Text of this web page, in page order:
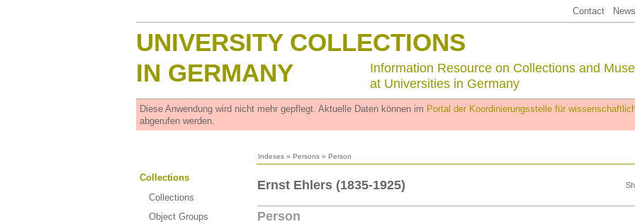
Contact
UNIVERSITY COLLECTIONS
IN GERMANY
Information Resource on Collections and
at Universities in Germany
Diese Anwendung wird nicht mehr gepflegt. Aktuelle Daten können im Portal der Koordinierungsstelle für
abgerufen werden.
Indexes » Persons » Person
Collections
Collections
Object Groups
Ernst Ehlers (1835-1925)
Person